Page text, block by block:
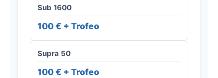
Sub 1600
100 € + Trofeo
Supra 50
100 € + Trofeo